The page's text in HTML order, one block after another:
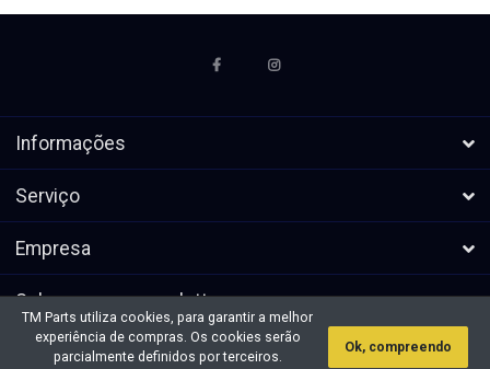
Informações
Serviço
Empresa
Subscrever a newsletters
* Todos os preços excl. IVA, mais
Direitos de autor &cópia; 2026 TM
TM Parts utiliza cookies, para garantir a melhor
experiência de compras. Os cookies serão
parcialmente definidos por terceiros.
Ok, compreendo